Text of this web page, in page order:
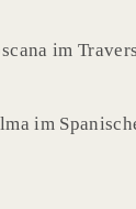
im Travers
im